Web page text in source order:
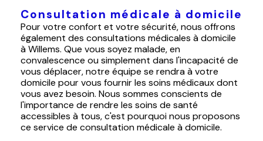
Consultation médicale à domicile
Pour votre confort et votre sécurité, nous offrons
également des consultations médicales à domicile
à Willems. Que vous soyez malade, en
convalescence ou simplement dans l'incapacité de
vous déplacer, notre équipe se rendra à votre
domicile pour vous fournir les soins médicaux dont
vous avez besoin. Nous sommes conscients de
l'importance de rendre les soins de santé
accessibles à tous, c'est pourquoi nous proposons
ce service de consultation médicale à domicile.